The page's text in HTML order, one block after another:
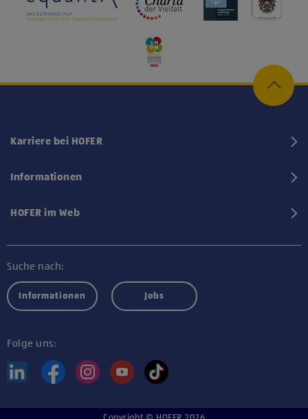
Karriere bei HOFER
Informationen
HOFER im Web
Suche nach:
Informationen Jobs
Folge uns: